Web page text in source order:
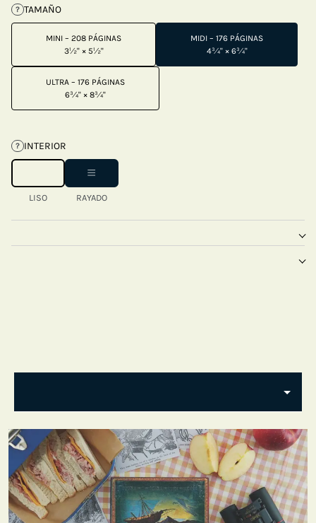
? TAMAÑO
MINI – 208 PÁGINAS
3½" × 5½"
MIDI – 176 PÁGINAS
4¾" × 6¾"
ULTRA – 176 PÁGINAS
6¾" × 8¾"
? INTERIOR
LISO RAYADO